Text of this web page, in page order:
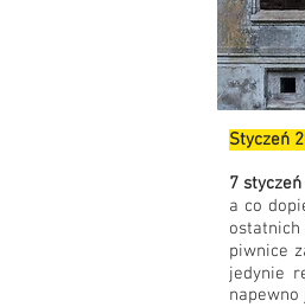
Styczeń
7 styczeń
a co
piwnice
jedynie